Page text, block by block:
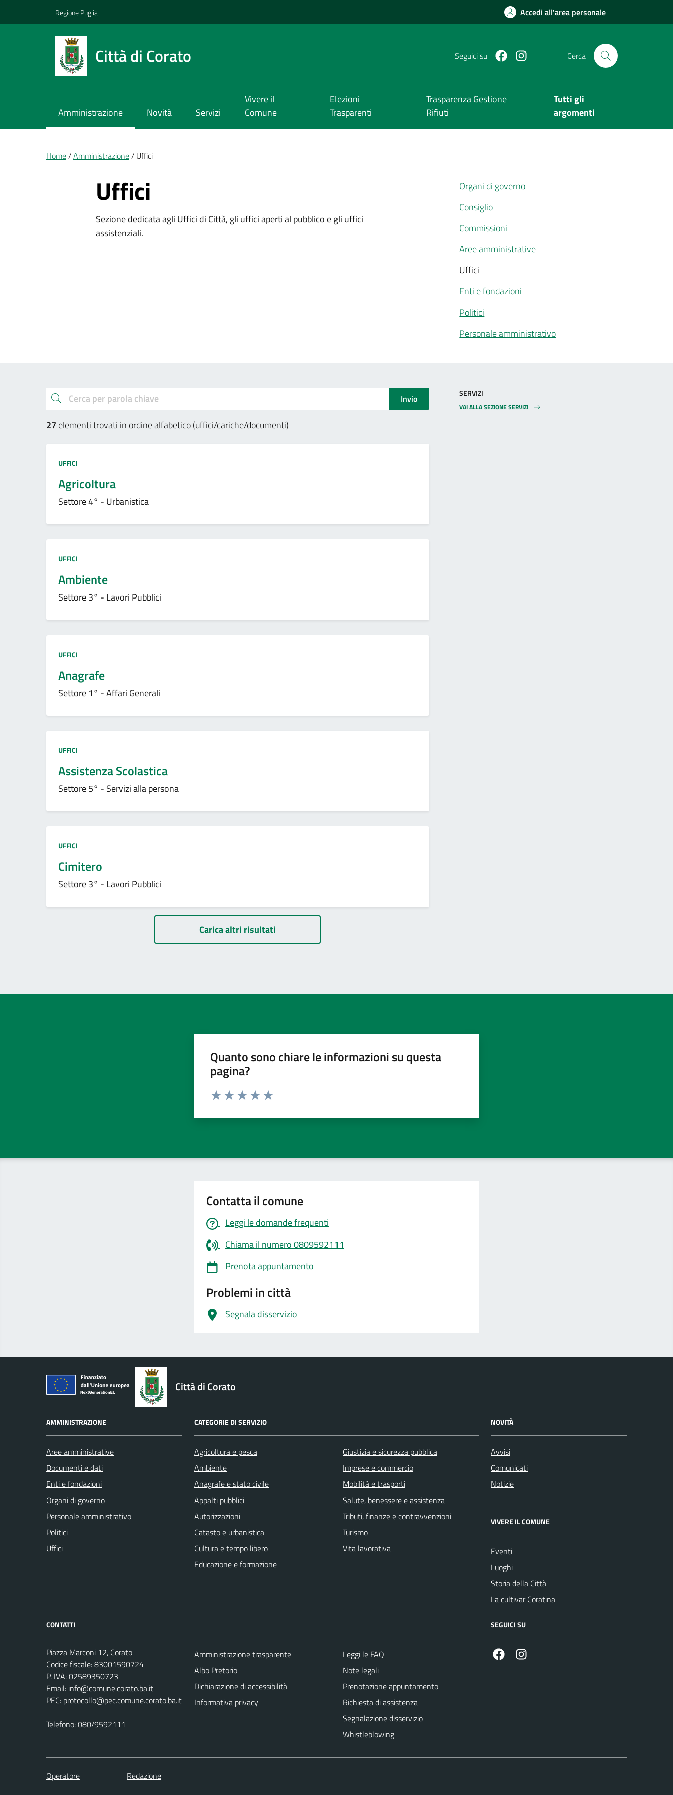
Regione Puglia Accedi all'area personale
Città di Corato Seguici su FacebookInstagram Cerca
Amministrazione Novità Servizi
Vivere il
Comune
Elezioni
Trasparenti
Trasparenza Gestione
Rifiuti
Tutti gli
argomenti
Briciole di pane
Home Amministrazione Uffici
Uffici
Sezione dedicata agli Uffici di Città, gli uffici aperti al pubblico e gli uffici
assistenziali.
Organi di governo
Consiglio
Commissioni
Aree amministrative
Uffici
Enti e fondazioni
Politici
Personale amministrativo
Esplora gli uffici e aree
cerca Invio
27 elementi trovati in ordine alfabetico (uffici/cariche/documenti)
Tipo amministrazione:
UFFICI
Agricoltura
Settore 4° - Urbanistica
Tipo amministrazione:
UFFICI
Ambiente
Settore 3° - Lavori Pubblici
Tipo amministrazione:
UFFICI
Anagrafe
Settore 1° - Affari Generali
Tipo amministrazione:
UFFICI
Assistenza Scolastica
Settore 5° - Servizi alla persona
Tipo amministrazione:
UFFICI
Cimitero
Settore 3° - Lavori Pubblici
PaginazioneCarica altri risultati
SERVIZI
VAI ALLA SEZIONE SERVIZI
Quanto sono chiare le informazioni su questa
pagina?
Valuta da 1 a 5 stelle la pagina
Contatta il comune
Leggi le domande frequenti
Chiama il numero 0809592111
Prenota appuntamento
Problemi in città
Segnala disservizio
logo Unione Europea
Città di Corato
AMMINISTRAZIONE
Aree amministrative
Documenti e dati
Enti e fondazioni
Organi di governo
Personale amministrativo
Politici
Uffici
CATEGORIE DI SERVIZIO
Agricoltura e pesca
Ambiente
Anagrafe e stato civile
Appalti pubblici
Autorizzazioni
Catasto e urbanistica
Cultura e tempo libero
Educazione e formazione
Giustizia e sicurezza pubblica
Imprese e commercio
Mobilità e trasporti
Salute, benessere e assistenza
Tributi, finanze e contravvenzioni
Turismo
Vita lavorativa
NOVITÀ
Avvisi
Comunicati
Notizie
VIVERE IL COMUNE
Eventi
Luoghi
Storia della Città
La cultivar Coratina
CONTATTI
Piazza Marconi 12, Corato
Codice fiscale: 83001590724
P. IVA: 02589350723
Email: info@comune.corato.ba.it
PEC: protocollo@pec.comune.corato.ba.it
Telefono: 080/9592111
Amministrazione trasparente
Albo Pretorio
Dichiarazione di accessibilità
Informativa privacy
Leggi le FAQ
Note legali
Prenotazione appuntamento
Richiesta di assistenza
Segnalazione disservizio
Whistleblowing
SEGUICI SU
Facebook
Operatore Redazione